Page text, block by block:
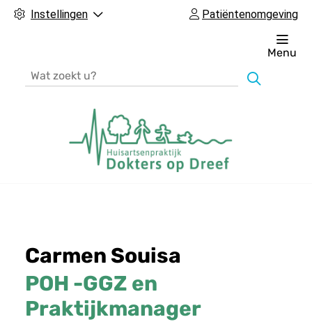
Instellingen Patiëntenomgeving
d
m
e
n
Menu
Carmen Souisa
POH -GGZ en
Praktijkmanager